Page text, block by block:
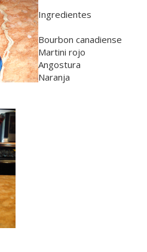
Ingredientes
Bourbon canadiense
Martini rojo
Angostura
Naranja